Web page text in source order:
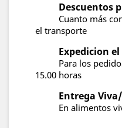
Descuentos
Cuanto más
el transporte
Expedicion
Para los
15.00 horas
Entrega
En alimentos